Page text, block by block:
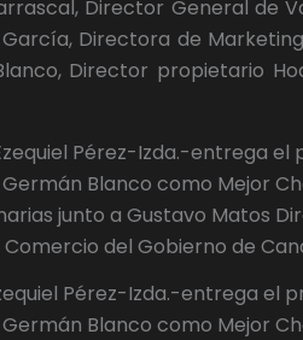
Director General de
Directora de
Director propietario
Pérez-Izda.-entrega el
Germán Blanco como Mejor